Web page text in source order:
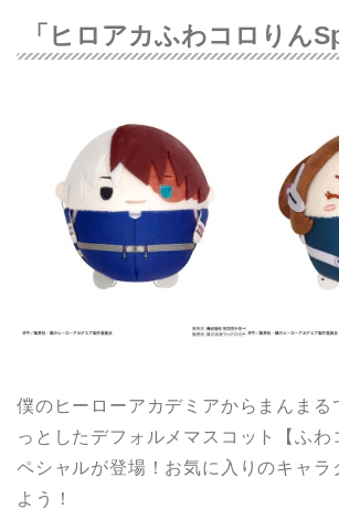
「ヒロアカふわコロりん
僕のヒーローアカデミアからまんまる
っとしたデフォルメマスコット【ふわ
ペシャルが登場！お気に入りのキャラ
よう！